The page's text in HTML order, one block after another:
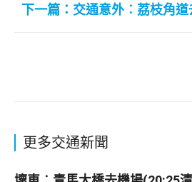
下一篇：交通意外︰荔枝角
更多交通新聞